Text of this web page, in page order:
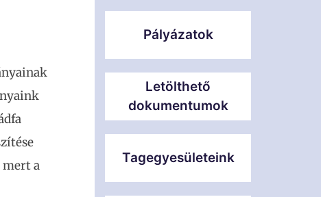
mert a
Pályázatok
Letölthető
dokumentumok
Tagegyesületeink